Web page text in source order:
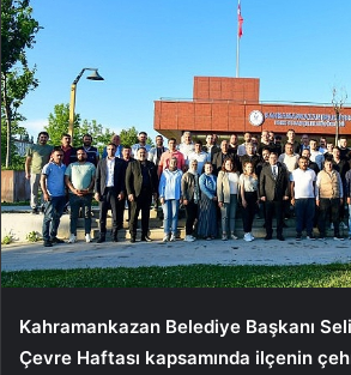
Kahramankazan Belediye Başkanı
Çevre Haftası kapsamında ilçenin